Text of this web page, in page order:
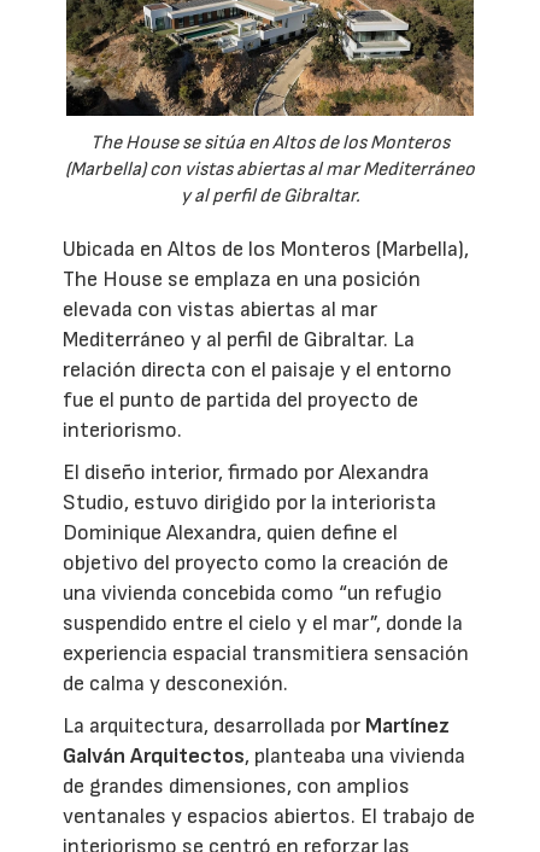
The House se sitúa en Altos de los Monteros
(Marbella) con vistas abiertas al mar Mediterráneo
y al perfil de Gibraltar.
Ubicada en Altos de los Monteros (Marbella),
The House se emplaza en una posición
elevada con vistas abiertas al mar
Mediterráneo y al perfil de Gibraltar. La
relación directa con el paisaje y el entorno
fue el punto de partida del proyecto de
interiorismo.
El diseño interior, firmado por Alexandra
Studio, estuvo dirigido por la interiorista
Dominique Alexandra, quien define el
objetivo del proyecto como la creación de
una vivienda concebida como “un refugio
suspendido entre el cielo y el mar”, donde la
experiencia espacial transmitiera sensación
de calma y desconexión.
La arquitectura, desarrollada por Martínez
Galván Arquitectos, planteaba una vivienda
de grandes dimensiones, con amplios
ventanales y espacios abiertos. El trabajo de
interiorismo se centró en reforzar las